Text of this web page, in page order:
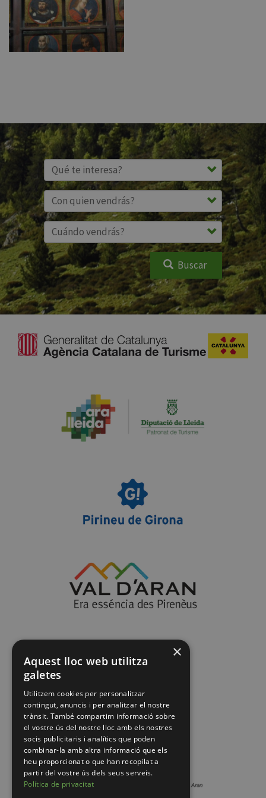
Buscar
×
Aquest lloc web utilitza
galetes
Utilitzem cookies per personalitzar
contingut, anuncis i per analitzar el nostre
trànsit. També compartim informació sobre
el vostre ús del nostre lloc amb els nostres
socis publicitaris i analítics que poden
combinar-la amb altra informació que els
heu proporcionat o que han recopilat a
partir del vostre ús dels seus serveis.
Política de privacitat